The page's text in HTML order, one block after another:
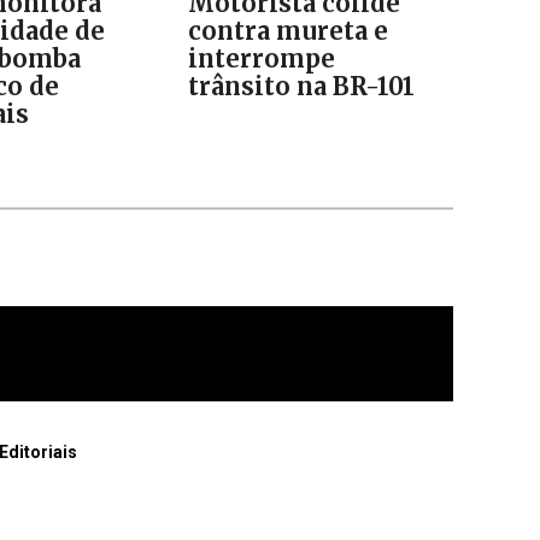
de
de
contra mureta e
interrompe
trânsito na BR-101